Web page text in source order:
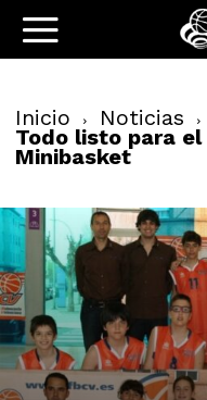
Inicio Noticias
Todo listo para
Minibasket